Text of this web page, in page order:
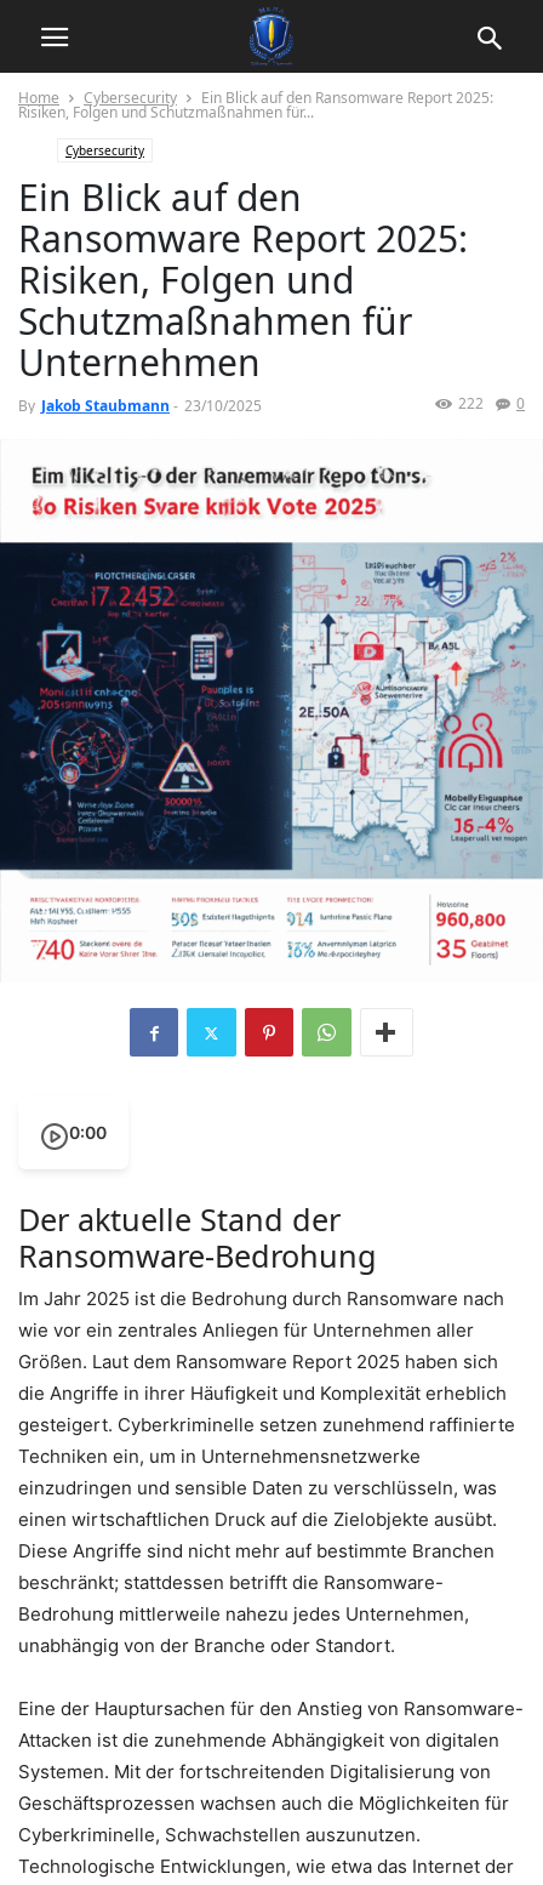
Home Cybersecurity Ein Blick auf den Ransomware Report 2025:
Risiken, Folgen und Schutzmaßnahmen für...
Cybersecurity
Ein Blick auf den
Ransomware Report 2025:
Risiken, Folgen und
Schutzmaßnahmen für
Unternehmen
By Jakob Staubmann - 23/10/2025 0
222
0:00
Der aktuelle Stand der
Ransomware-Bedrohung
Im Jahr 2025 ist die Bedrohung durch Ransomware nach
wie vor ein zentrales Anliegen für Unternehmen aller
Größen. Laut dem Ransomware Report 2025 haben sich
die Angriffe in ihrer Häufigkeit und Komplexität erheblich
gesteigert. Cyberkriminelle setzen zunehmend raffinierte
Techniken ein, um in Unternehmensnetzwerke
einzudringen und sensible Daten zu verschlüsseln, was
einen wirtschaftlichen Druck auf die Zielobjekte ausübt.
Diese Angriffe sind nicht mehr auf bestimmte Branchen
beschränkt; stattdessen betrifft die Ransomware-
Bedrohung mittlerweile nahezu jedes Unternehmen,
unabhängig von der Branche oder Standort.
Eine der Hauptursachen für den Anstieg von Ransomware-
Attacken ist die zunehmende Abhängigkeit von digitalen
Systemen. Mit der fortschreitenden Digitalisierung von
Geschäftsprozessen wachsen auch die Möglichkeiten für
Cyberkriminelle, Schwachstellen auszunutzen.
Technologische Entwicklungen, wie etwa das Internet der